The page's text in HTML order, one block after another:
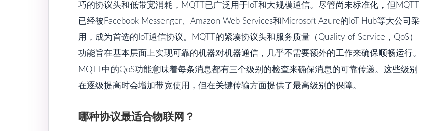
巧的协议头和低带宽消耗，MQTT已广泛用于IoT和大规模通信。尽管尚未标准化，但MQTT
已经被Facebook Messenger、Amazon Web Services和Microsoft Azure的IoT Hub等大公司采
用，成为首选的IoT通信协议。MQTT的紧凑协议头和服务质量（Quality of Service，QoS）
功能旨在基本层面上实现可靠的机器对机器通信，几乎不需要额外的工作来确保顺畅运行。
MQTT中的QoS功能意味着每条消息都有三个级别的检查来确保消息的可靠传递。这些级别
在逐级提高时会增加带宽使用，但在关键传输方面提供了最高级别的保障。
哪种协议最适合物联网？